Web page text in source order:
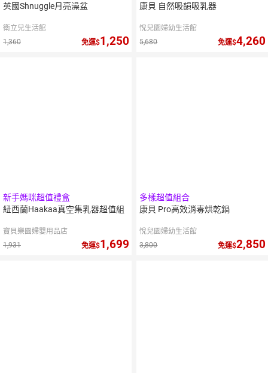
英國Shnuggle月亮澡盆
衛立兒生活館
1,360
免運 1,250
康貝 自然吸韻吸乳器
悅兒園婦幼生活館
5,680
免運 4,260
新手媽咪超值禮盒
紐西蘭Haakaa真空集乳器超值組
寶貝樂園婦嬰用品店
1,931
免運 1,699
多樣超值組合
康貝 Pro高效消毒烘乾鍋
悅兒園婦幼生活館
3,800
免運 2,850